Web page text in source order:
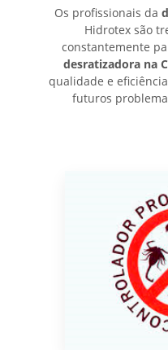
Os profissionais da
Hidrotex são
constantemente
desratizadora na
qualidade e
futuros